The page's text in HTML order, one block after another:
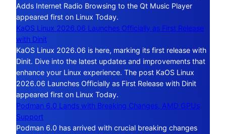
Adds Internet Radio Browsing to the Qt Music Player
appeared first on Linux Today.
KaOS Linux 2026.06 Launches Officially as First Release
with Dinit
KaOS Linux 2026.06 is here, marking its first release with
Dinit. Dive into the latest updates and improvements that
enhance your Linux experience. The post KaOS Linux
2026.06 Launches Officially as First Release with Dinit
appeared first on Linux Today.
Podman 6.0 Lands with Breaking Changes, AMD GPUs
Support
Podman 6.0 has arrived with crucial breaking changes